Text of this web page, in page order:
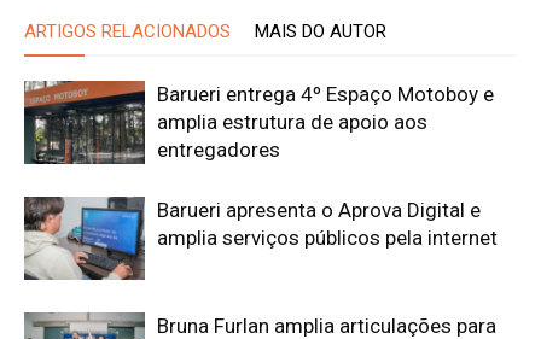
ARTIGOS RELACIONADOS MAIS DO AUTOR
Barueri entrega 4º Espaço Motoboy e
amplia estrutura de apoio aos
entregadores
Barueri apresenta o Aprova Digital e
amplia serviços públicos pela internet
Bruna Furlan amplia articulações para